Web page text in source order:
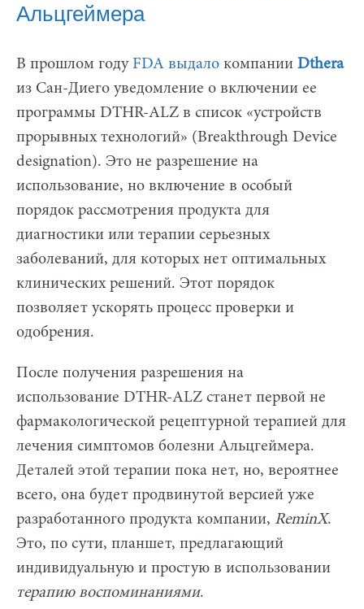
Альцгеймера
В прошлом годуFDA выдало компании Dthera
из Сан-Диего уведомление о включении ее
программы DTHR-ALZ в список «устройств
прорывных технологий» (Breakthrough Device
designation). Это не разрешение на
использование, но включение в особый
порядок рассмотрения продукта для
диагностики или терапии серьезных
заболеваний, для которых нет оптимальных
клинических решений. Этот порядок
позволяет ускорять процесс проверки и
одобрения.
После получения разрешения на
использование DTHR-ALZ станет первой не
фармакологической рецептурной терапией для
лечения симптомов болезни Альцгеймера.
Деталей этой терапии пока нет, но, вероятнее
всего, она будет продвинутой версией уже
разработанного продукта компании, ReminX.
Это, по сути, планшет, предлагающий
индивидуальную и простую в использовании
терапию воспоминаниями.